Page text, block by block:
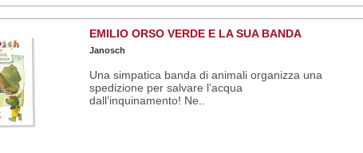
EMILIO ORSO VERDE E LA SUA BANDA
Janosch
Una simpatica banda di animali organizza una
spedizione per salvare l’acqua
dall’inquinamento! Ne..